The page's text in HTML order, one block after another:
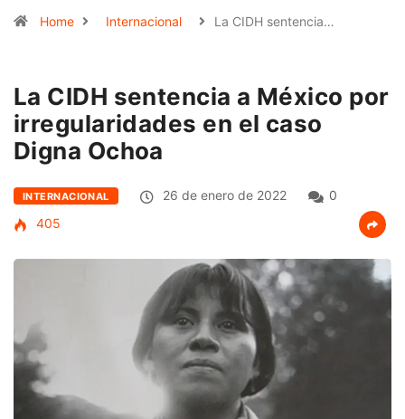
Home Internacional La CIDH sentencia…
La CIDH sentencia a México por
irregularidades en el caso
Digna Ochoa
INTERNACIONAL 26 de enero de 2022
0
405